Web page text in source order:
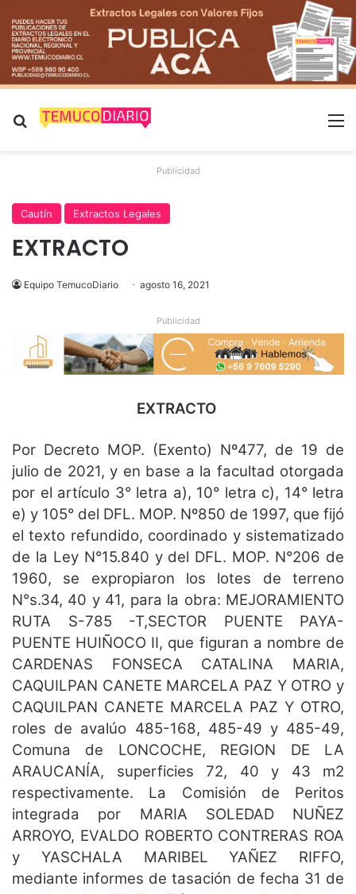
Buscar por
Publicidad
Cautín Extractos Legales
EXTRACTO
Equipo TemucoDiario agosto 16, 2021
Publicidad
EXTRACTO
Por Decreto MOP. (Exento) Nº477, de 19 de
julio de 2021, y en base a la facultad otorgada
por el artículo 3° letra a), 10° letra c), 14° letra
e) y 105° del DFL. MOP. Nº850 de 1997, que fijó
el texto refundido, coordinado y sistematizado
de la Ley N°15.840 y del DFL. MOP. N°206 de
1960, se expropiaron los lotes de terreno
N°s.34, 40 y 41, para la obra: MEJORAMIENTO
RUTA S-785 -T,SECTOR PUENTE PAYA-
PUENTE HUIÑOCO II, que figuran a nombre de
CARDENAS FONSECA CATALINA MARIA,
CAQUILPAN CANETE MARCELA PAZ Y OTRO y
CAQUILPAN CANETE MARCELA PAZ Y OTRO,
roles de avalúo 485-168, 485-49 y 485-49,
Comuna de LONCOCHE, REGION DE LA
ARAUCANÍA, superficies 72, 40 y 43 m2
respectivamente. La Comisión de Peritos
integrada por MARIA SOLEDAD NUÑEZ
ARROYO, EVALDO ROBERTO CONTRERAS ROA
y YASCHALA MARIBEL YAÑEZ RIFFO,
mediante informes de tasación de fecha 31 de